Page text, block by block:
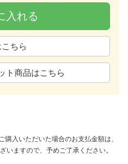
入れる
ちら
ト商品はこちら
入いただいた場合のお支払金額は、
いますので、予めご了承ください。